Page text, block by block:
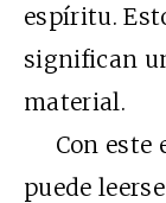
espíritu.
significan
material.
Con este
puede